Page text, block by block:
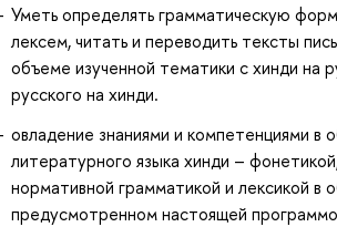
Уметь определять грамматическую
лексем, читать и переводить тексты
объеме изученной тематики с хинди на
русского на хинди.
овладение знаниями и компетенциями в
литературного языка хинди –
нормативной грамматикой и лексикой в
предусмотренном настоящей